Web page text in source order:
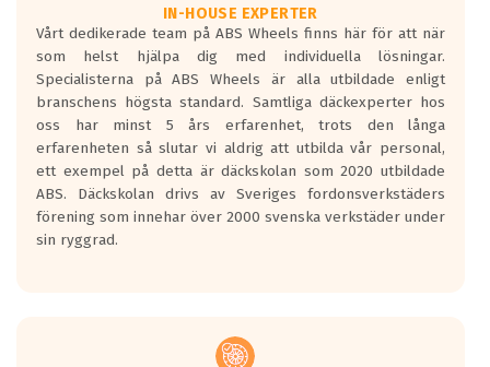
Våtgrepp egenskaper:
Betygsskalan är satt A till F. Där A påvisar
den kortaste bromssträckan och F är den
längsta.
Inga D eller G betyg delas ut för
personbilar och lätta lastbilar.
Betyget sätts efter ett test där däcken
skall bromsa in på en väg där det ligger
0.5-1.5 mm vatten.
I 80km/h kommer skillnaden på
IN-HOUSE EXPERTER
Vårt dedikerade team på ABS Wheels finns här för att när
som helst hjälpa dig med individuella lösningar.
Specialisterna på ABS Wheels är alla utbildade enligt
branschens högsta standard. Samtliga däckexperter hos
oss har minst 5 års erfarenhet, trots den långa
erfarenheten så slutar vi aldrig att utbilda vår personal,
ett exempel på detta är däckskolan som 2020 utbildade
ABS. Däckskolan drivs av Sveriges fordonsverkstäders
förening som innehar över 2000 svenska verkstäder under
sin ryggrad.